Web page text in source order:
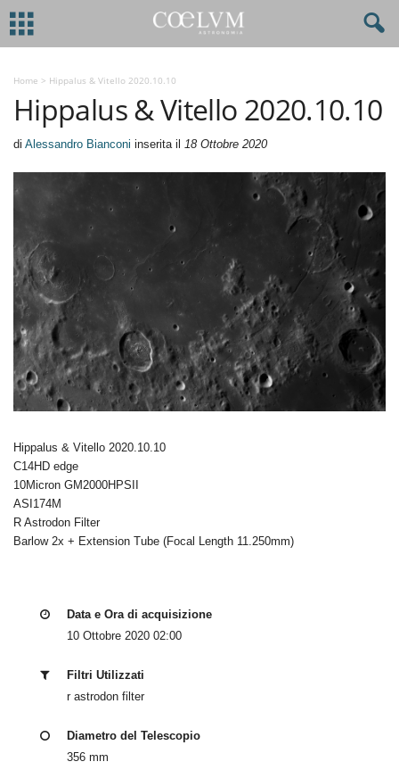
Home > Hippalus & Vitello 2020.10.10
Hippalus & Vitello 2020.10.10
di Alessandro Bianconi inserita il 18 Ottobre 2020
Hippalus & Vitello 2020.10.10
C14HD edge
10Micron GM2000HPSII
ASI174M
R Astrodon Filter
Barlow 2x + Extension Tube (Focal Length 11.250mm)
Data e Ora di acquisizione
10 Ottobre 2020 02:00
Filtri Utilizzati
r astrodon filter
Diametro del Telescopio
356 mm